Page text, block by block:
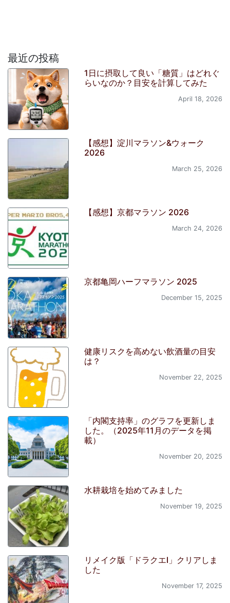
最近の投稿
1日に摂取して良い「糖質」はどれぐ
らいなのか？目安を計算してみた
April 18, 2026
【感想】淀川マラソン&ウォーク
2026
March 25, 2026
【感想】京都マラソン 2026
March 24, 2026
京都亀岡ハーフマラソン 2025
December 15, 2025
健康リスクを高めない飲酒量の目安
は？
November 22, 2025
「内閣支持率」のグラフを更新しま
した。（2025年11月のデータを掲
載）
November 20, 2025
水耕栽培を始めてみました
November 19, 2025
リメイク版「ドラクエI」クリアしま
した
November 17, 2025